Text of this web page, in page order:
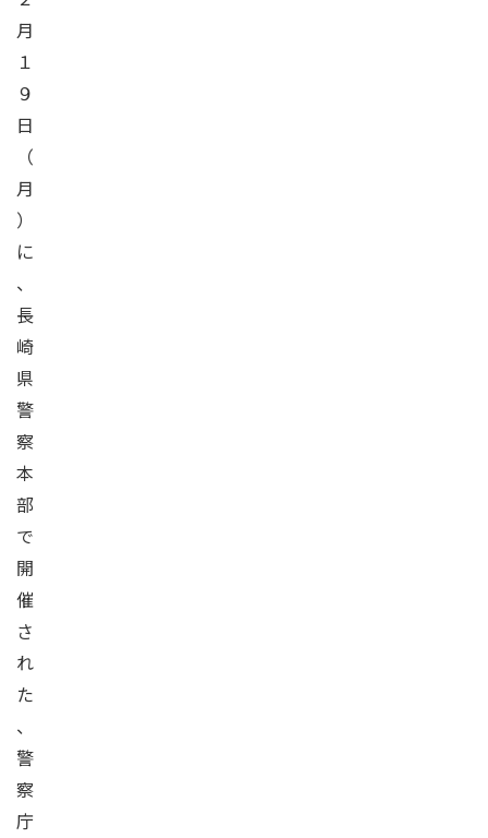
月
１
９
日
（
月
）
に
、
長
崎
県
警
察
本
部
で
開
催
さ
れ
た
、
警
察
庁